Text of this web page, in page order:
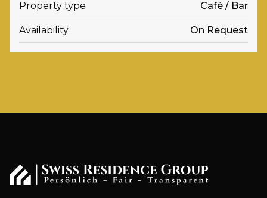
Property type Café / Bar
Availability On Request